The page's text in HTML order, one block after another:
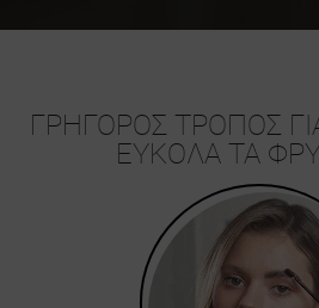
ΓΡΉΓΟΡΟΣ ΤΡΌΠΟΣ
ΕΎΚΟΛΑ ΤΑ